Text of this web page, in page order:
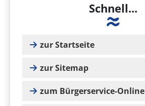
Schnell...
zur Startseite
zur Sitemap
zum Bürgerservice-Online